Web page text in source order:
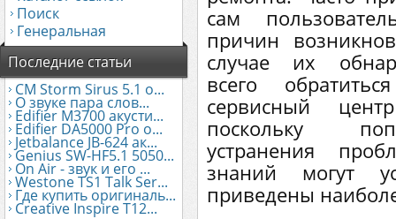
Поиск
Генеральная
Последние статьи
CM Storm Sirus 5.1 о...
О звуке пара слов...
Edifier М3700 акусти...
Edifier DA5000 Pro о...
Jetbalance JB-624 ак...
Genius SW-HF5.1 5050...
On Air - звук и его ...
Westone TS1 Talk Ser...
Где купить оригиналь...
Creative Inspire T12...
сам
причин
случае их
всего
сервисный
поскольку
устранения
знаний могут
приведены